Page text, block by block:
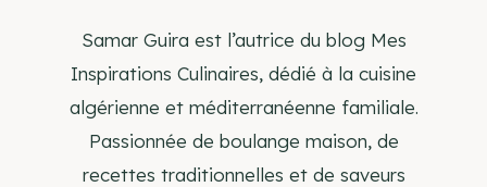
Samar Guira est l’autrice du blog Mes
Inspirations Culinaires, dédié à la cuisine
algérienne et méditerranéenne familiale.
Passionnée de boulange maison, de
recettes traditionnelles et de saveurs